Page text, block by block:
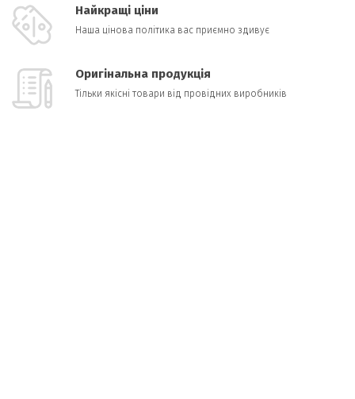
Найкращі ціни
Наша цінова політика вас приємно здивує
Оригінальна продукція
Тільки якісні товари від провідних виробників